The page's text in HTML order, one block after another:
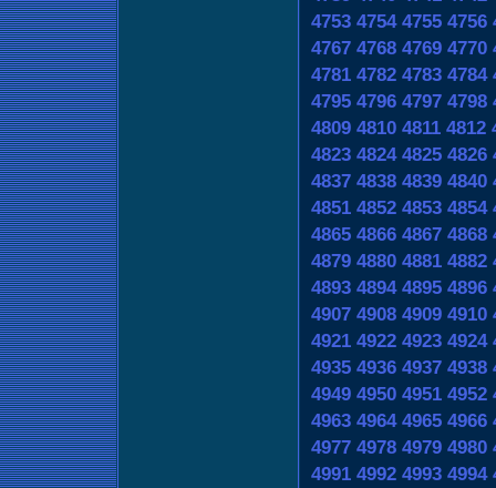
4753 4754 4755 4756
4767 4768 4769 4770
4781 4782 4783 4784
4795 4796 4797 4798
4809 4810 4811 4812
4823 4824 4825 4826
4837 4838 4839 4840
4851 4852 4853 4854
4865 4866 4867 4868
4879 4880 4881 4882
4893 4894 4895 4896
4907 4908 4909 4910
4921 4922 4923 4924
4935 4936 4937 4938
4949 4950 4951 4952
4963 4964 4965 4966
4977 4978 4979 4980
4991 4992 4993 4994